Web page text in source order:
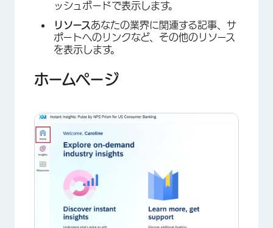
ッシュボードで表示します。
リソースあなたの業界に関連する記事、サ
ポートへのリンクなど、その他のリソース
を表示します。
ホームページ